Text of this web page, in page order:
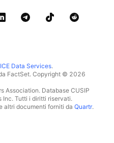
ICE Data Services.
FactSet. Copyright © 2026
Association. Database CUSIP
Inc. Tutti i diritti riservati.
altri documenti forniti da Quartr.